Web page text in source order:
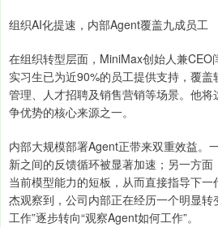
组织AI化提速，内部Agent覆盖九成员工
在组织转型层面，MiniMax创始人兼
实习生已为近90%的员工提供支持，覆
管理、人才招聘及销售营销等场景。他
争优势的核心来源之一。
内部大规模部署Agent正带来双重效益。
新之间的反馈循环被显著加速；另一方
当前模型能力的短板，从而直接指导下
杰观察到，公司内部正在经历一个明显转
工作”逐步转向“观察Agent如何工作”。